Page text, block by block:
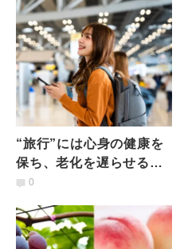
“旅行”には心身の健康を
保ち、老化を遅らせる効
果があることが明らか
0